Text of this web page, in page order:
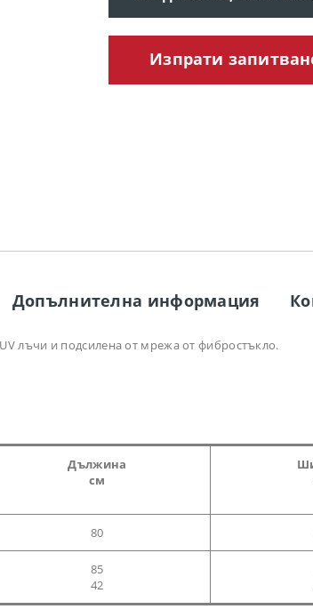
Изпрати
лъчи и подсилена от мрежа от фибростъкло.
Дължина
см
80
85
42
Допълнителна информация